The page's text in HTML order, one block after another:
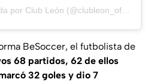
BeSoccer, el futbolista de
68 partidos, 62 de ellos
32 goles y dio 7